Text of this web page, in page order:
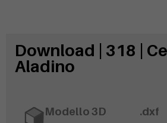
Download | 318 |
Aladino
Modello 3D .dxf